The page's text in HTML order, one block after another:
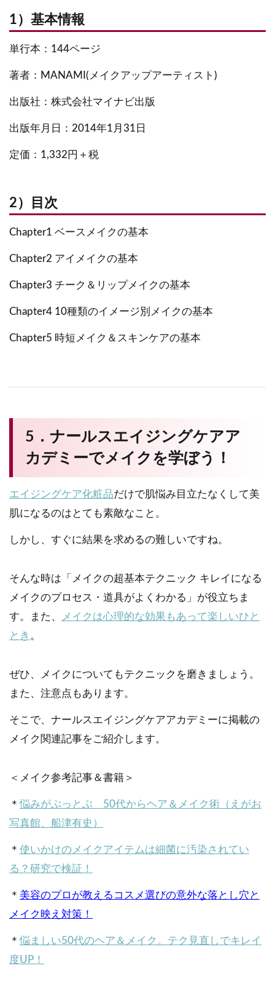
1）基本情報
単行本：144ページ
著者：MANAMI(メイクアップアーティスト)
出版社：株式会社マイナビ出版
出版年月日：2014年1月31日
定価：1,332円＋税
2）目次
Chapter1 ベースメイクの基本
Chapter2 アイメイクの基本
Chapter3 チーク＆リップメイクの基本
Chapter4 10種類のイメージ別メイクの基本
Chapter5 時短メイク＆スキンケアの基本
5．ナールスエイジングケアア
カデミーでメイクを学ぼう！
エイジングケア化粧品だけで肌悩み目立たなくして美
肌になるのはとても素敵なこと。
しかし、すぐに結果を求めるの難しいですね。
そんな時は「メイクの超基本テクニック キレイになる
メイクのプロセス・道具がよくわかる」が役立ちま
す。また、
メイクは心理的な効果もあって楽しいひと
とき 。
ぜひ、メイクについてもテクニックを磨きましょう。
また、注意点もあります。
そこで、ナールスエイジングケアアカデミーに掲載の
メイク関連記事をご紹介します。
＜メイク参考記事＆書籍＞
＊悩みがぶっとぶ 50代からヘア＆メイク術（えがお
写真館、船津有史）
＊ 使いかけのメイクアイテムは細菌に汚染されてい
る？研究で検証！
＊ 美容のプロが教えるコスメ選びの意外な落とし穴と
メイク映え対策！
＊悩ましい50代のヘア＆メイク。テク見直しでキレイ
度UP！